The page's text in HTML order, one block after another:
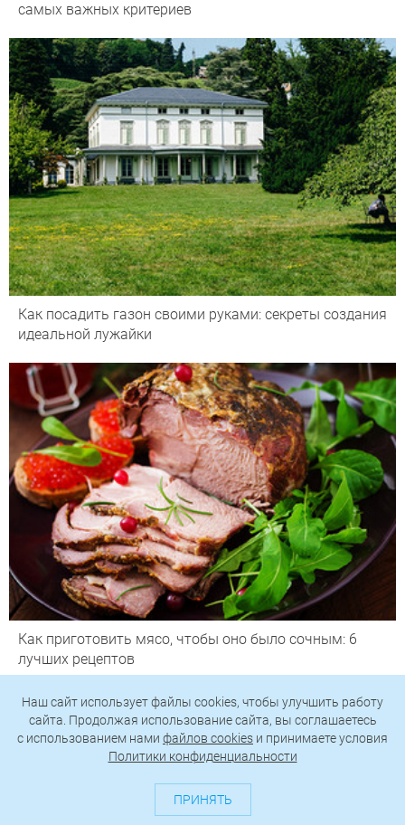
самых важных критериев
Как посадить газон своими руками: секреты создания
идеальной лужайки
Как приготовить мясо, чтобы оно было сочным: 6
лучших рецептов
Не только плитка: 5 эффектных идей для отделки
ванной из проектов профи
Наш сайт использует файлы cookies, чтобы улучшить работу
сайта. Продолжая использование сайта, вы соглашаетесь
c использованием нами файлов cookies и принимаете условия
Политики конфиденциальности
ПРИНЯТЬ